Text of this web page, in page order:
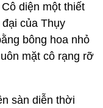
diện một thiết
của Thụy
bông hoa nhỏ
mặt cô rạng rỡ
sàn diễn thời